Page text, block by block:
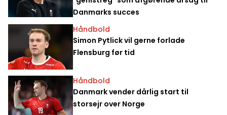
Danmarks succes
Håndbold
Simon Pytlick vil gerne forlade
Flensburg før tid
Håndbold
Danmark vender dårlig start til
storsejr over Norge